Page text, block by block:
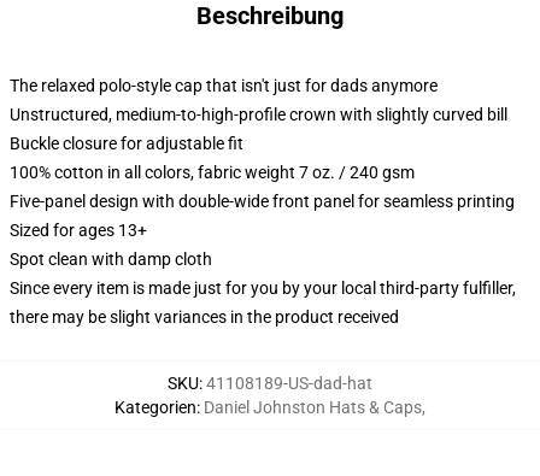
Beschreibung
The relaxed polo-style cap that isn't just for dads anymore
Unstructured, medium-to-high-profile crown with slightly curved bill
Buckle closure for adjustable fit
100% cotton in all colors, fabric weight 7 oz. / 240 gsm
Five-panel design with double-wide front panel for seamless printing
Sized for ages 13+
Spot clean with damp cloth
Since every item is made just for you by your local third-party fulfiller,
there may be slight variances in the product received
SKU:41108189-US-dad-hat
Kategorien: Daniel Johnston Hats & Caps,